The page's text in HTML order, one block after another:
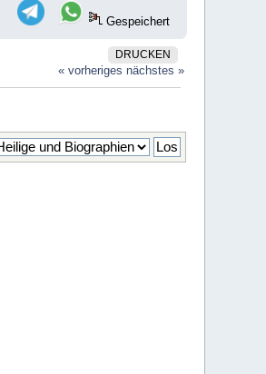
Gespeichert
DRUCKEN
« vorheriges nächstes »